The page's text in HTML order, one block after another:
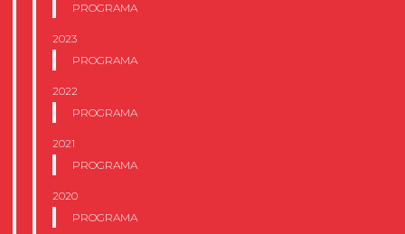
PROGRAMA
2023
PROGRAMA
2022
PROGRAMA
2021
PROGRAMA
2020
PROGRAMA